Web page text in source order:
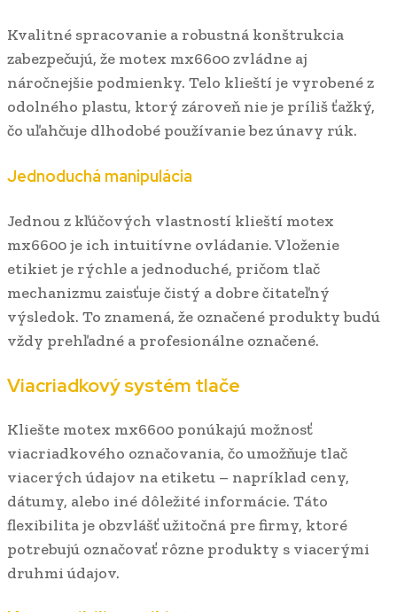
Kvalitné spracovanie a robustná konštrukcia
zabezpečujú, že motex mx6600 zvládne aj
náročnejšie podmienky. Telo klieští je vyrobené z
odolného plastu, ktorý zároveň nie je príliš ťažký,
čo uľahčuje dlhodobé používanie bez únavy rúk.
Jednoduchá manipulácia
Jednou z kľúčových vlastností klieští motex
mx6600 je ich intuitívne ovládanie. Vloženie
etikiet je rýchle a jednoduché, pričom tlač
mechanizmu zaisťuje čistý a dobre čitateľný
výsledok. To znamená, že označené produkty budú
vždy prehľadné a profesionálne označené.
Viacriadkový systém tlače
Kliešte motex mx6600 ponúkajú možnosť
viacriadkového označovania, čo umožňuje tlač
viacerých údajov na etiketu – napríklad ceny,
dátumy, alebo iné dôležité informácie. Táto
flexibilita je obzvlášť užitočná pre firmy, ktoré
potrebujú označovať rôzne produkty s viacerými
druhmi údajov.